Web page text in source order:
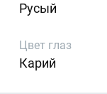
Русый
Цвет глаз
Карий